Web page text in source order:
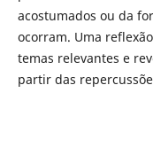
acostumados ou da
ocorram. Uma
temas relevantes e
partir das